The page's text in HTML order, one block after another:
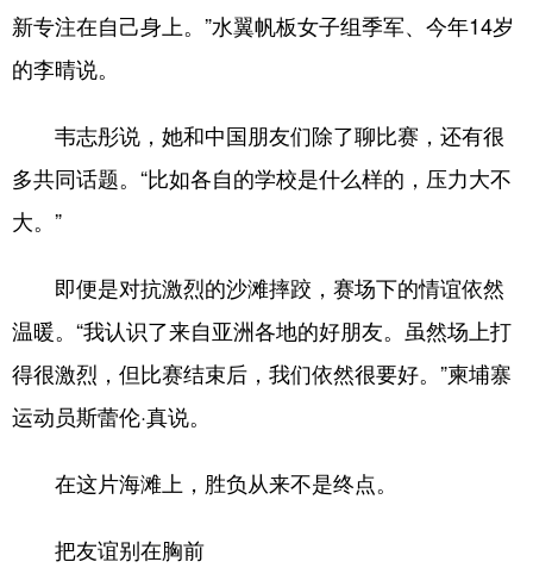
新专注在自己身上。”水翼帆板女子组季军、今年14岁
的李晴说。
韦志彤说，她和中国朋友们除了聊比赛，还有很
多共同话题。“比如各自的学校是什么样的，压力大不
大。”
即便是对抗激烈的沙滩摔跤，赛场下的情谊依然
温暖。“我认识了来自亚洲各地的好朋友。虽然场上打
得很激烈，但比赛结束后，我们依然很要好。”柬埔寨
运动员斯蕾伦·真说。
在这片海滩上，胜负从来不是终点。
把友谊别在胸前